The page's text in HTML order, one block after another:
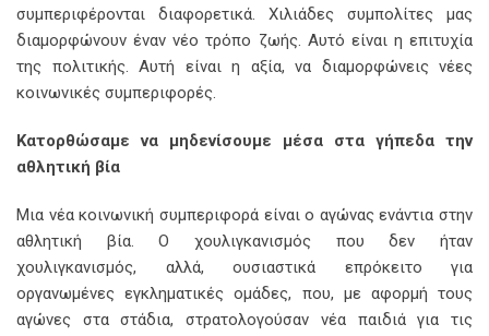
συμπεριφέρονται διαφορετικά. Χιλιάδες συμπολίτες μας
διαμορφώνουν έναν νέο τρόπο ζωής. Αυτό είναι η επιτυχία
της πολιτικής. Αυτή είναι η αξία, να διαμορφώνεις νέες
κοινωνικές συμπεριφορές.
Κατορθώσαμε να μηδενίσουμε μέσα στα γήπεδα την
αθλητική βία
Μια νέα κοινωνική συμπεριφορά είναι ο αγώνας ενάντια στην
αθλητική βία. Ο χουλιγκανισμός που δεν ήταν
χουλιγκανισμός, αλλά, ουσιαστικά επρόκειτο για
οργανωμένες εγκληματικές ομάδες, που, με αφορμή τους
αγώνες στα στάδια, στρατολογούσαν νέα παιδιά για τις